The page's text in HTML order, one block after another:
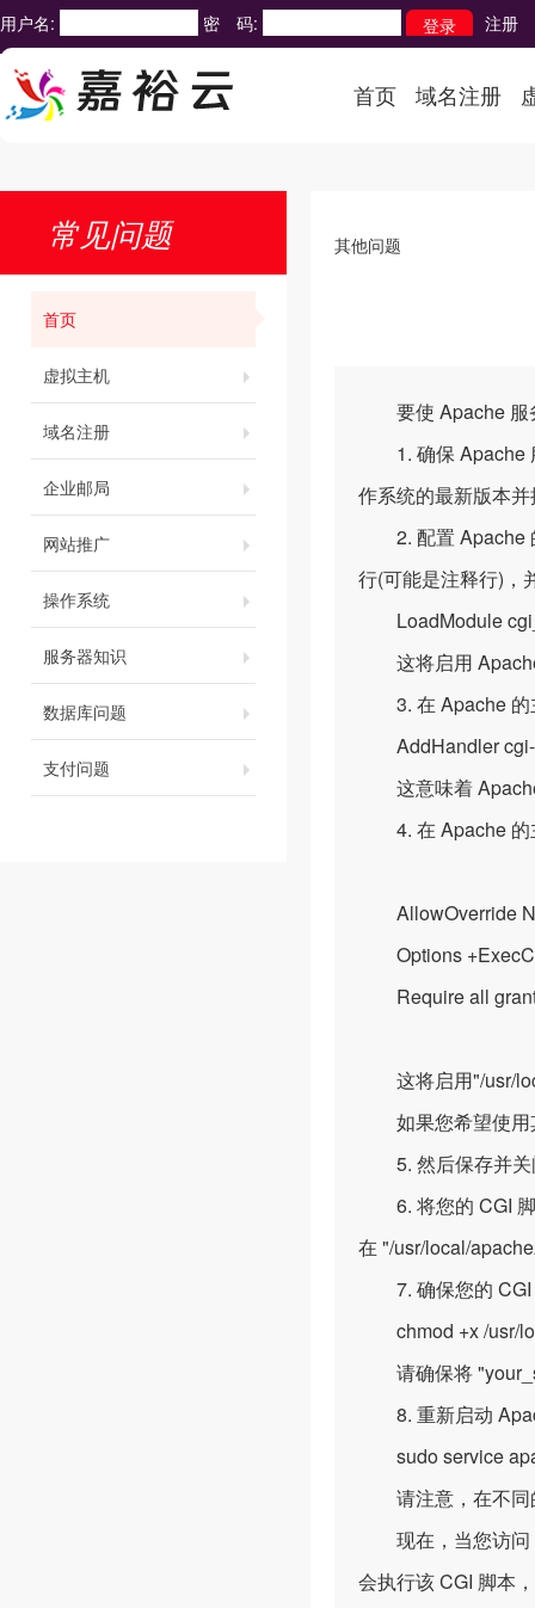
用户名: 密 码: 注册
首页 域名注册
常见问题
首页
虚拟主机
域名注册
企业邮局
网站推广
操作系统
服务器知识
数据库问题
支付问题
其他问题
要使 Apache 服
1. 确保 Apache
作系统的最新版本
2. 配置 Apache
行(可能是注释行)，
LoadModule
这将启用
3. 在 Apache 的
AddHandler cgi-
这意味着 Apache
4. 在 Apache 的
AllowOverride
Options
Require all
这将启用"/usr/
如果您希望使用
5. 然后保存并关
6. 将您的 CGI 脚
在 "/usr/local/
7. 确保您的 CGI
chmod +x /usr/
请确保将
8. 重新启动
sudo service
请注意，在不同
现在，当您访问
会执行该 CGI 脚本